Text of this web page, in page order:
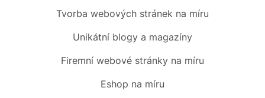
Tvorba webových stránek na míru
Unikátní blogy a magazíny
Firemní webové stránky na míru
Eshop na míru